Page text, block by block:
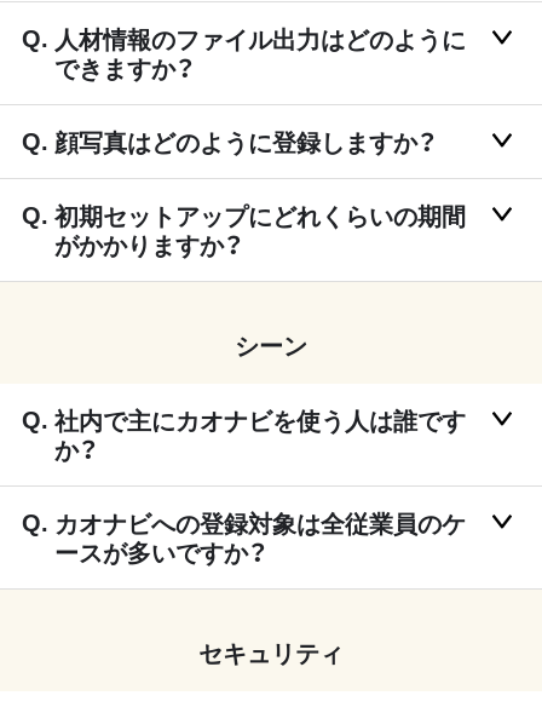
人材情報のファイル出力はどのように
できますか？
顔写真はどのように登録しますか？
初期セットアップにどれくらいの期間
がかかりますか？
シーン
社内で主にカオナビを使う人は誰です
か？
カオナビへの登録対象は全従業員のケ
ースが多いですか？
セキュリティ